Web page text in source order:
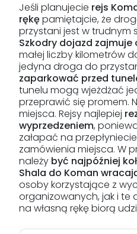
Jeśli planujecie rejs
rękępamiętajcie, że
przystani jest w trudnym
Szkodry dojazd zajmuje
małej liczby kilometrów
jedyna droga do
zaparkować przed
tunelu mogą wjeżdżać
przeprawić się promem.
miejsca. Rejsy najlepiej
wyprzedzeniem,
załapać na
zamówienia miejsca. W
należy być najpóźniej
Shala do Koman
osoby korzystające z
organizowanych, jak i te
na własną rękę biorą